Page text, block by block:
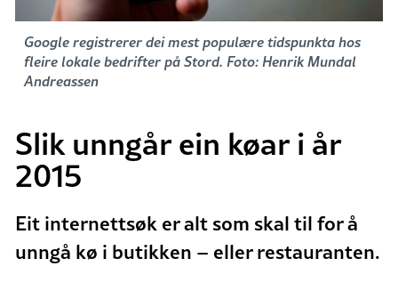
Google registrerer dei mest populære tidspunkta hos
fleire lokale bedrifter på Stord. Foto: Henrik Mundal
Andreassen
Slik unngår ein køar i år
2015
Eit internettsøk er alt som skal til for å
unngå kø i butikken – eller restauranten.